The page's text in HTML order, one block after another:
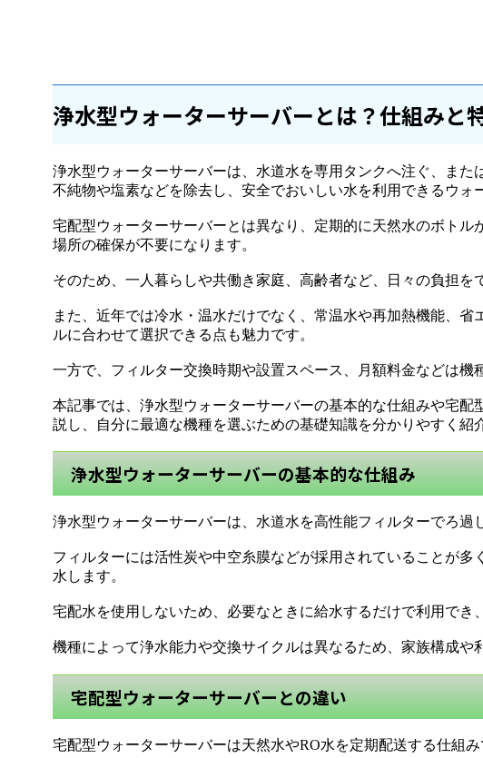
浄水型ウォーターサーバーとは？仕組みと
浄水型ウォーターサーバーは、水道水を専用タンクへ注ぐ、ま
不純物や塩素などを除去し、安全でおいしい水を利用できるウォ
宅配型ウォーターサーバーとは異なり、定期的に天然水のボト
場所の確保が不要になります。
そのため、一人暮らしや共働き家庭、高齢者など、日々の負担を
また、近年では冷水・温水だけでなく、常温水や再加熱機能、
ルに合わせて選択できる点も魅力です。
一方で、フィルター交換時期や設置スペース、月額料金などは機
本記事では、浄水型ウォーターサーバーの基本的な仕組みや宅
説し、自分に最適な機種を選ぶための基礎知識を分かりやすく紹
浄水型ウォーターサーバーの基本的な仕組み
浄水型ウォーターサーバーは、水道水を高性能フィルターでろ過
フィルターには活性炭や中空糸膜などが採用されていることが
水します。
宅配水を使用しないため、必要なときに給水するだけで利用でき
機種によって浄水能力や交換サイクルは異なるため、家族構成や
宅配型ウォーターサーバーとの違い
宅配型ウォーターサーバーは天然水やRO水を定期配送する仕組